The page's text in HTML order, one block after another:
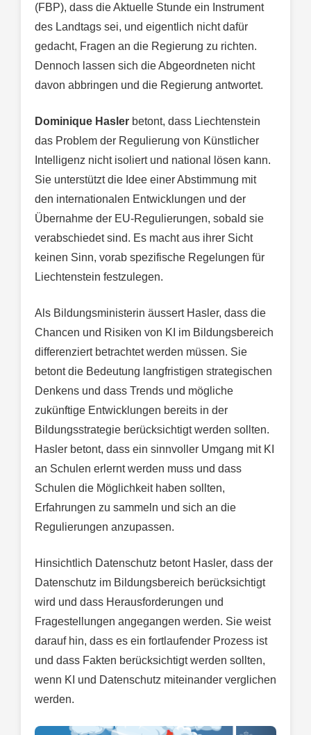
(FBP), dass die Aktuelle Stunde ein Instrument
des Landtags sei, und eigentlich nicht dafür
gedacht, Fragen an die Regierung zu richten.
Dennoch lassen sich die Abgeordneten nicht
davon abbringen und die Regierung antwortet.
Dominique Hasler betont, dass Liechtenstein
das Problem der Regulierung von Künstlicher
Intelligenz nicht isoliert und national lösen kann.
Sie unterstützt die Idee einer Abstimmung mit
den internationalen Entwicklungen und der
Übernahme der EU-Regulierungen, sobald sie
verabschiedet sind. Es macht aus ihrer Sicht
keinen Sinn, vorab spezifische Regelungen für
Liechtenstein festzulegen.
Als Bildungsministerin äussert Hasler, dass die
Chancen und Risiken von KI im Bildungsbereich
differenziert betrachtet werden müssen. Sie
betont die Bedeutung langfristigen strategischen
Denkens und dass Trends und mögliche
zukünftige Entwicklungen bereits in der
Bildungsstrategie berücksichtigt werden sollten.
Hasler betont, dass ein sinnvoller Umgang mit KI
an Schulen erlernt werden muss und dass
Schulen die Möglichkeit haben sollten,
Erfahrungen zu sammeln und sich an die
Regulierungen anzupassen.
Hinsichtlich Datenschutz betont Hasler, dass der
Datenschutz im Bildungsbereich berücksichtigt
wird und dass Herausforderungen und
Fragestellungen angegangen werden. Sie weist
darauf hin, dass es ein fortlaufender Prozess ist
und dass Fakten berücksichtigt werden sollten,
wenn KI und Datenschutz miteinander verglichen
werden.